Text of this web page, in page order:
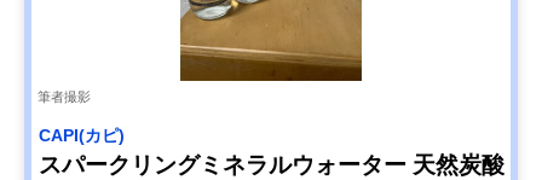
筆者撮影
CAPI(カピ)
スパークリングミネラルウォーター 天然炭酸